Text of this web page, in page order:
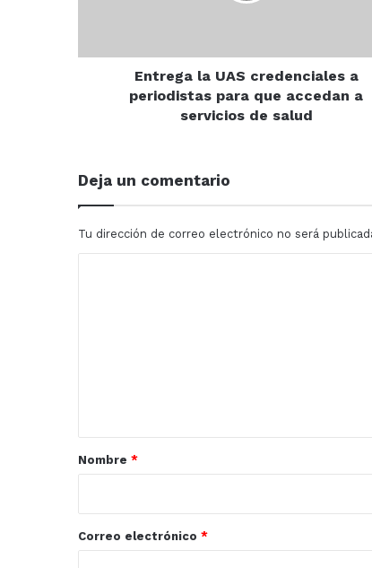
accedan
Entrega la UAS credenciales a
periodistas para que accedan a
servicios de salud
Deja un comentario
Tu dirección de correo electrónico no será
r
*
Nombre *
Correo electrónico *